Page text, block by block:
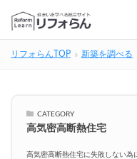
リフォらんTOP 新築を調べる
CATEGORY
高気密高断熱住宅
高気密高断熱住宅に失敗しない